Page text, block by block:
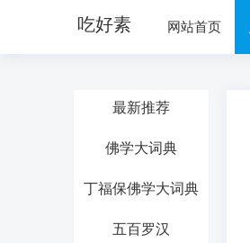
吃好素 网站首页
最新推荐
佛学大词典
丁福保佛学大词典
五百罗汉